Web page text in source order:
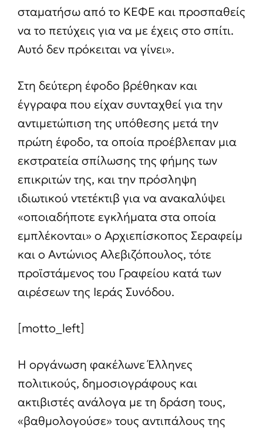
σταματήσω από το ΚΕΦΕ και προσπαθείς
να το πετύχεις για να με έχεις στο σπίτι.
Αυτό δεν πρόκειται να γίνει».
Στη δεύτερη έφοδο βρέθηκαν και
έγγραφα που είχαν συνταχθεί για την
αντιμετώπιση της υπόθεσης μετά την
πρώτη έφοδο, τα οποία προέβλεπαν μια
εκστρατεία σπίλωσης της φήμης των
επικριτών της, και την πρόσληψη
ιδιωτικού ντετέκτιβ για να ανακαλύψει
«οποιαδήποτε εγκλήματα στα οποία
εμπλέκονται» ο Αρχιεπίσκοπος Σεραφείμ
και ο Αντώνιος Αλεβιζόπουλος, τότε
προϊστάμενος του Γραφείου κατά των
αιρέσεων της Ιεράς Συνόδου.
[motto_left]
Η οργάνωση φακέλωνε Έλληνες
πολιτικούς, δημοσιογράφους και
ακτιβιστές ανάλογα με τη δράση τους,
«βαθμολογούσε» τους αντιπάλους της